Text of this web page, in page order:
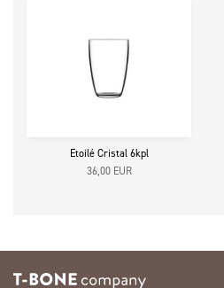
Etoilé Cristal 6kpl
36,00 EUR